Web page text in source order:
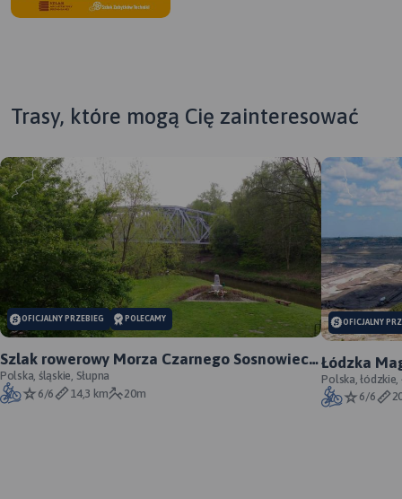
MAPA TURYSTYCZNA W
APLIKACJI TRASEO
Trasy, które mogą Cię zainteresować
OFICJALNY PRZEBIEG POLECAMY
Szlak rowerowy Morza Czarnego Sosnowiec -
oficjalny przebieg
Polska, śląskie, Słupna
6/6
14,3 km 20m
OFICJALNY
Łódzka
Polska, łódzkie,
6/6